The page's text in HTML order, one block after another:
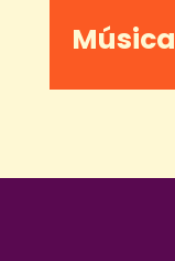
Música